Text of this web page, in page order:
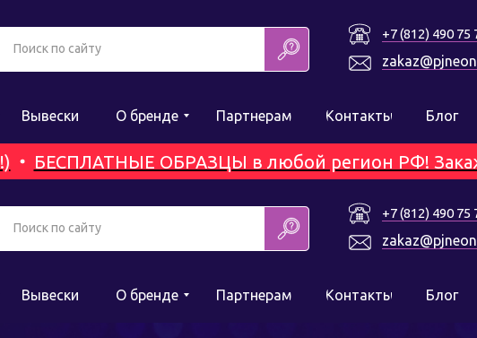
Поиск по сайту
+7 (812) 490 75
Вывески О бренде Контакты
Партнерам Блог
БЕСПЛАТНЫЕ ОБРАЗЦЫ в любой регион РФ! Закажите
Поиск по сайту
+7 (812) 490 75
Вывески О бренде Контакты
Партнерам Блог